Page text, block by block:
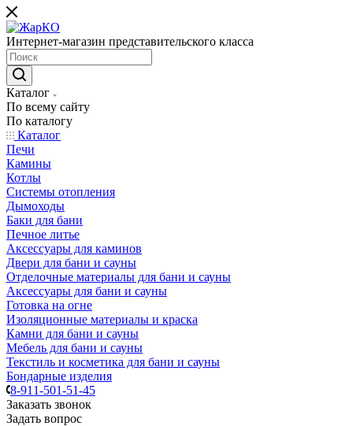
Интернет-магазин представительского класса
Каталог
По всему сайту
По каталогу
Каталог
Печи
Камины
Котлы
Системы отопления
Дымоходы
Баки для бани
Печное литье
Аксессуары для каминов
Двери для бани и сауны
Отделочные материалы для бани и сауны
Аксессуары для бани и сауны
Готовка на огне
Изоляционные материалы и краска
Камни для бани и сауны
Мебель для бани и сауны
Текстиль и косметика для бани и сауны
Бондарные изделия
8-911-501-51-45
Заказать звонок
Задать вопрос